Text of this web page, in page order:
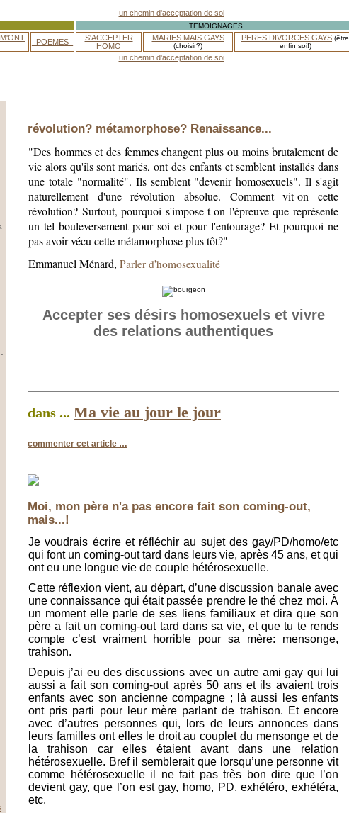
TEMOIGNAGES
_POEMES_
S'ACCEPTER
HOMO
MARIES MAIS GAYS
(choisir?)
PERES DIVORCES GAYS (être
enfin soi!)
révolution? métamorphose? Renaissance...
"Des hommes et des femmes changent plus ou moins brutalement de
vie alors qu'ils sont mariés, ont des enfants et semblent installés dans
une totale "normalité". Ils semblent "devenir homosexuels". Il s'agit
naturellement d'une révolution absolue. Comment vit-on cette
révolution? Surtout, pourquoi s'impose-t-on l'épreuve que représente
un tel bouleversement pour soi et pour l'entourage? Et pourquoi ne
pas avoir vécu cette métamorphose plus tôt?"
Emmanuel Ménard, Parler d'homosexualité
Accepter ses désirs homosexuels et vivre
des relations authentiques
dans ... Ma vie au jour le jour
commenter cet article …
Moi, mon père n'a pas encore fait son coming-out,
mais...!
Je voudrais écrire et réfléchir au sujet des gay/PD/homo/etc
qui font un coming-out tard dans leurs vie, après 45 ans, et qui
ont eu une longue vie de couple hétérosexuelle.
Cette réflexion vient, au départ, d’une discussion banale avec
une connaissance qui était passée prendre le thé chez moi. À
un moment elle parle de ses liens familiaux et dira que son
père a fait un coming-out tard dans sa vie, et que tu te rends
compte c’est vraiment horrible pour sa mère: mensonge,
trahison.
Depuis j’ai eu des discussions avec un autre ami gay qui lui
aussi a fait son coming-out après 50 ans et ils avaient trois
enfants avec son ancienne compagne ; là aussi les enfants
ont pris parti pour leur mère parlant de trahison. Et encore
avec d’autres personnes qui, lors de leurs annonces dans
leurs familles ont elles le droit au couplet du mensonge et de
la trahison car elles étaient avant dans une relation
hétérosexuelle. Bref il semblerait que lorsqu’une personne vit
comme hétérosexuelle il ne fait pas très bon dire que l’on
devient gay, que l’on est gay, homo, PD, exhétéro, exhétéra,
etc.